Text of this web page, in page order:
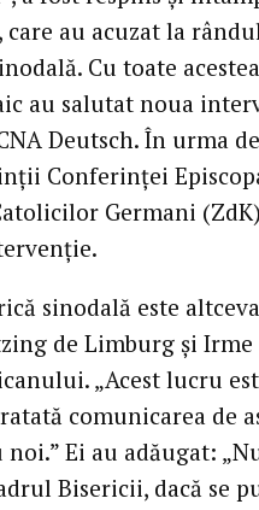
au acuzat la
Cu toate
au salutat noua
Deutsch. În urma
Conferinței
Germani
sinodală este
de Limburg și
„Acest lucru
comunicarea de
Ei au adăugat:
Bisericii, dacă se